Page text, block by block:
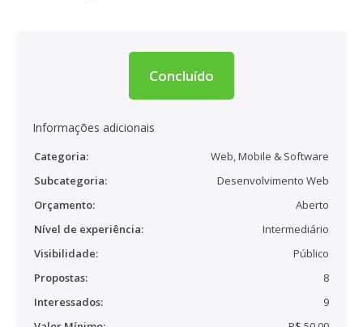
Concluído
Informações adicionais
Categoria:
Web, Mobile & Software
Subcategoria:
Desenvolvimento Web
Orçamento:
Aberto
Nível de experiência:
Intermediário
Visibilidade:
Público
Propostas:
8
Interessados:
9